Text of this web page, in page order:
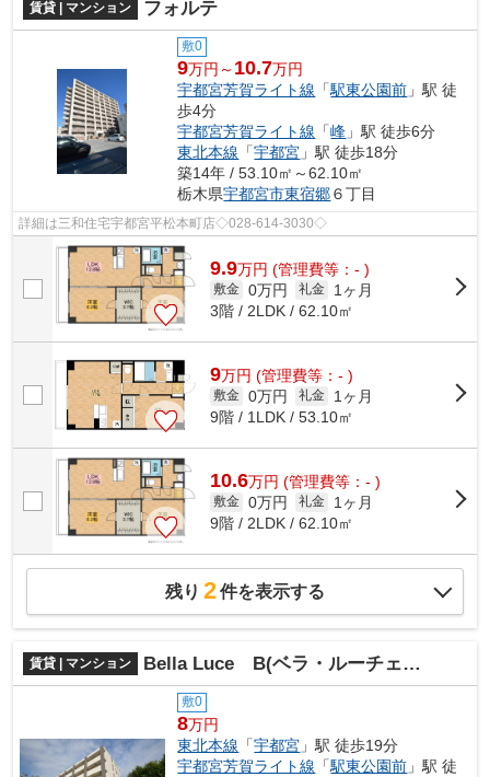
賃貸 | マンション フォルテ
敷0
9万円～ 10.7万円
宇都宮芳賀ライト線 「駅東公園前 」駅 徒
歩4分
宇都宮芳賀ライト線 「峰 」駅 徒歩6分
東北本線 「宇都宮 」駅 徒歩18分
築14年 / 53.10㎡～62.10㎡
栃木県宇都宮市東宿郷６丁目
詳細は三和住宅宇都宮平松本町店◇028-614-3030◇
9.9万円 (管理費等：- )
敷金 0万円 礼金
1ヶ月
3階 / 2LDK / 62.10㎡
9万円 (管理費等：- )
敷金 0万円 礼金
1ヶ月
9階 / 1LDK / 53.10㎡
10.6万円 (管理費等：- )
敷金 0万円 礼金
1ヶ月
9階 / 2LDK / 62.10㎡
残り 2件を表示する
賃貸 | マンション Bella Luce B(ベラ・ルーチェ B)
敷0
8万円
東北本線 「宇都宮 」駅 徒歩19分
宇都宮芳賀ライト線 「駅東公園前 」駅 徒